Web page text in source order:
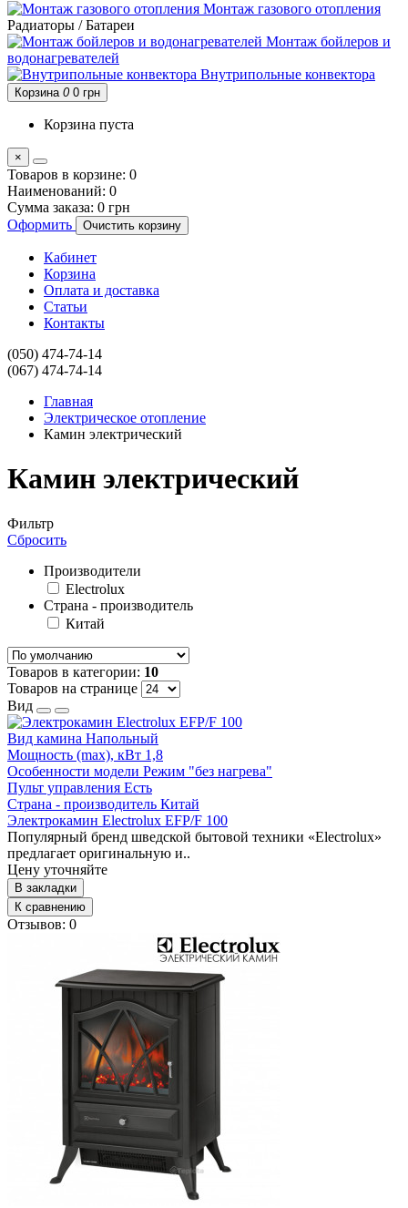
Монтаж газового отопления
Радиаторы / Батареи
Монтаж бойлеров и
водонагревателей
Внутрипольные конвектора
Корзина 0 0 грн
Корзина пуста
×
Товаров в корзине: 0
Наименований: 0
Сумма заказа: 0 грн
Оформить
Очистить корзину
Кабинет
Корзина
Оплата и доставка
Статьи
Контакты
(050) 474-74-14
(067) 474-74-14
Главная
Электрическое отопление
Камин электрический
Камин электрический
Фильтр
Сбросить
Производители
Electrolux
Страна - производитель
Китай
Товаров в категории: 10
Товаров на странице
Вид
Вид камина Напольный
Мощность (max), кВт 1,8
Особенности модели Режим "без нагрева"
Пульт управления Есть
Страна - производитель Китай
Электрокамин Electrolux EFP/F 100
Популярный бренд шведской бытовой техники «Electrolux»
предлагает оригинальную и..
Цену уточняйте
В закладки
К сравнению
Отзывов: 0